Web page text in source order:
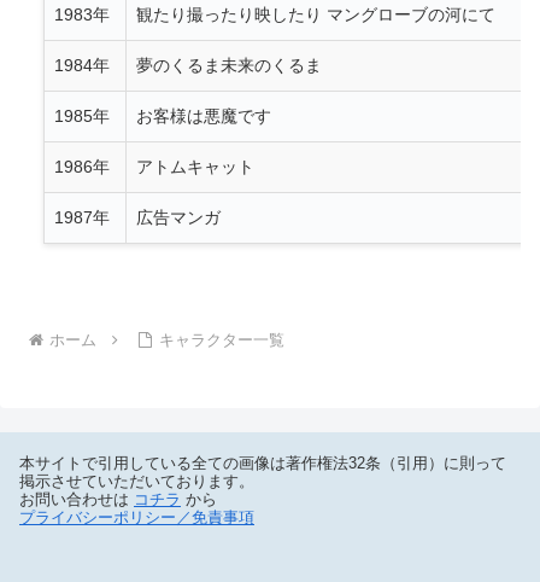
1983年 観たり撮ったり映したり マングローブの河にて
1984年 夢のくるま未来のくるま
1985年 お客様は悪魔です
1986年 アトムキャット
1987年 広告マンガ
ホーム キャラクター一覧
本サイトで引用している全ての画像は著作権法32条（引用）に則って
掲示させていただいております。
お問い合わせは コチラ から
プライバシーポリシー／免責事項